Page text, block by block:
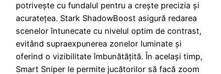
potrivește cu fundalul pentru a crește precizia și
acuratețea. Stark ShadowBoost asigură redarea
scenelor întunecate cu nivelul optim de contrast,
evitând supraexpunerea zonelor luminate și
oferind o vizibilitate îmbunătățită. În același timp,
Smart Sniper le permite jucătorilor să facă zoom